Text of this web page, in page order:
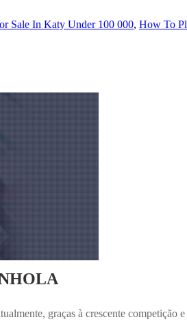
Sale In Katy Under 100 000, How To
graças à crescente competição